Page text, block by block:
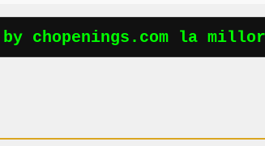
chopenings.com la millor